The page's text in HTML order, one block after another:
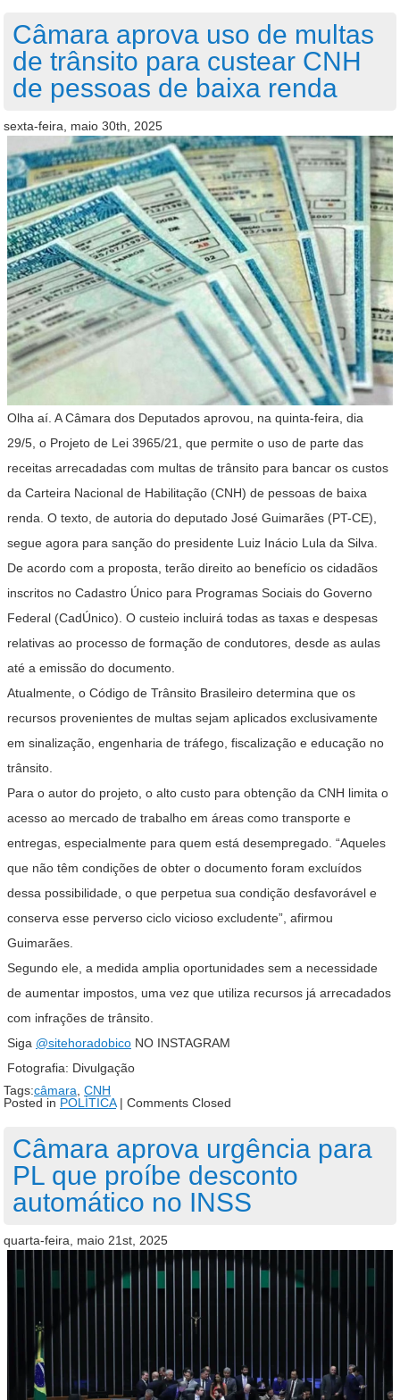
Câmara aprova uso de multas
de trânsito para custear CNH
de pessoas de baixa renda
sexta-feira, maio 30th, 2025
Olha aí. A Câmara dos Deputados aprovou, na quinta-feira, dia
29/5, o Projeto de Lei 3965/21, que permite o uso de parte das
receitas arrecadadas com multas de trânsito para bancar os custos
da Carteira Nacional de Habilitação (CNH) de pessoas de baixa
renda. O texto, de autoria do deputado José Guimarães (PT-CE),
segue agora para sanção do presidente Luiz Inácio Lula da Silva.
De acordo com a proposta, terão direito ao benefício os cidadãos
inscritos no Cadastro Único para Programas Sociais do Governo
Federal (CadÚnico). O custeio incluirá todas as taxas e despesas
relativas ao processo de formação de condutores, desde as aulas
até a emissão do documento.
Atualmente, o Código de Trânsito Brasileiro determina que os
recursos provenientes de multas sejam aplicados exclusivamente
em sinalização, engenharia de tráfego, fiscalização e educação no
trânsito.
Para o autor do projeto, o alto custo para obtenção da CNH limita o
acesso ao mercado de trabalho em áreas como transporte e
entregas, especialmente para quem está desempregado. “Aqueles
que não têm condições de obter o documento foram excluídos
dessa possibilidade, o que perpetua sua condição desfavorável e
conserva esse perverso ciclo vicioso excludente”, afirmou
Guimarães.
Segundo ele, a medida amplia oportunidades sem a necessidade
de aumentar impostos, uma vez que utiliza recursos já arrecadados
com infrações de trânsito.
Siga @sitehoradobico NO INSTAGRAM
Fotografia: Divulgação
Tags:câmara CNH
Posted in POLÍTICA| Comments Closed
Câmara aprova urgência para
PL que proíbe desconto
automático no INSS
quarta-feira, maio 21st, 2025